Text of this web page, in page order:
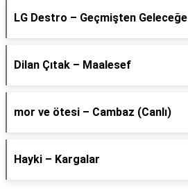
LG Destro – Geçmişten Geleceğe
Dilan Çıtak – Maalesef
​mor ve ötesi – Cambaz (Canlı)
Hayki – Kargalar